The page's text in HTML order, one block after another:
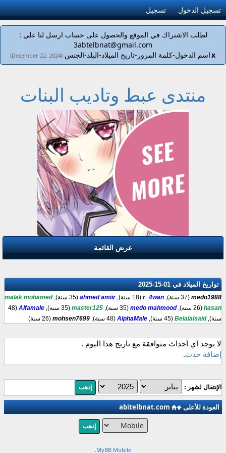
تسجيل الدخول تسجيل
لطلب الاشتراك في الموقع والحصول على حساب ارسل لنا علي :
3abtelbnat@gmail.com
اسم الدخول-كلمة المرور-تاريخ الميلاد-البلد-الجنس(December 22, 2024) x
منتدى عبط وتاديب البنات
عرض القائمة
تواريخ الميلاد في 01-15-2025
medo1988 (37 سنة), r_4wan (18 سنة), ahmed amiir (35 سنة),
malak mohamed
hasan (26 سنة), medo mahmood (35 سنة), master125 (35 سنة), Alfamale
(48
سنة),Belalalsaid (45 سنة), AlphaMale (48 سنة), mohsen7699 (26 سنة)
لا يوجد أي أحداث متوافقة مع تاريخ هذا اليوم .
إضافة حدث.
الإنتقال لشهر :
العودة للأعلى abitelbnat.com
MyBB Mobile
.